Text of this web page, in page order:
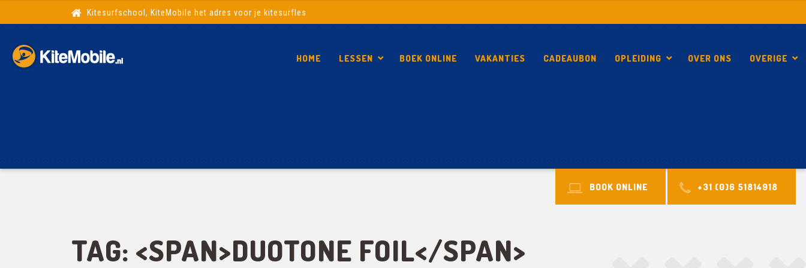
Kitesurfschool, KiteMobile het adres voor je kitesurfles
HOME LESSEN BOEK ONLINE VAKANTIES CADEAUBON OPLEIDING OVER ONS OVERIGE
BOOK ONLINE +31 (0)6 51814918
TAG: <SPAN>DUOTONE FOIL</SPAN>